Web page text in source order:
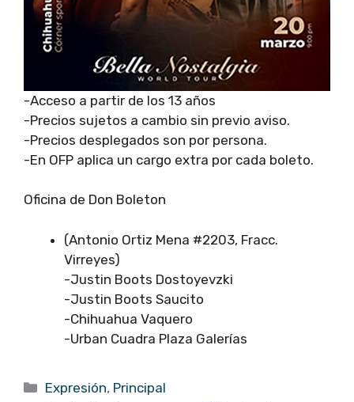
-Acceso a partir de los 13 años
-Precios sujetos a cambio sin previo aviso.
-Precios desplegados son por persona.
-En OFP aplica un cargo extra por cada boleto.
Oficina de Don Boleton
(Antonio Ortiz Mena #2203, Fracc.
Virreyes)
-Justin Boots Dostoyevzki
-Justin Boots Saucito
-Chihuahua Vaquero
-Urban Cuadra Plaza Galerías
Categorías
Expresión, Principal